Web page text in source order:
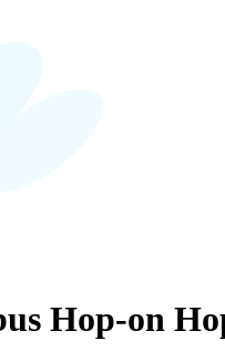
Hop-on